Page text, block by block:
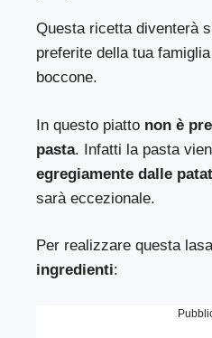
Questa ricetta diventerà
preferite della tua
boccone.
In questo piatto non è
pasta. Infatti la pasta
egregiamente dalle
sarà eccezionale.
Per realizzare questa
ingredienti: